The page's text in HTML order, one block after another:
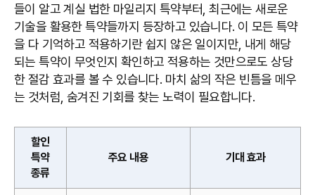
들이 알고 계실 법한 마일리지 특약부터, 최근에는 새로운
기술을 활용한 특약들까지 등장하고 있습니다. 이 모든 특약
을 다 기억하고 적용하기란 쉽지 않은 일이지만, 내게 해당
되는 특약이 무엇인지 확인하고 적용하는 것만으로도 상당
한 절감 효과를 볼 수 있습니다. 마치 삶의 작은 빈틈을 메우
는 것처럼, 숨겨진 기회를 찾는 노력이 필요합니다.
할인
특약
종류
주요 내용 기대 효과